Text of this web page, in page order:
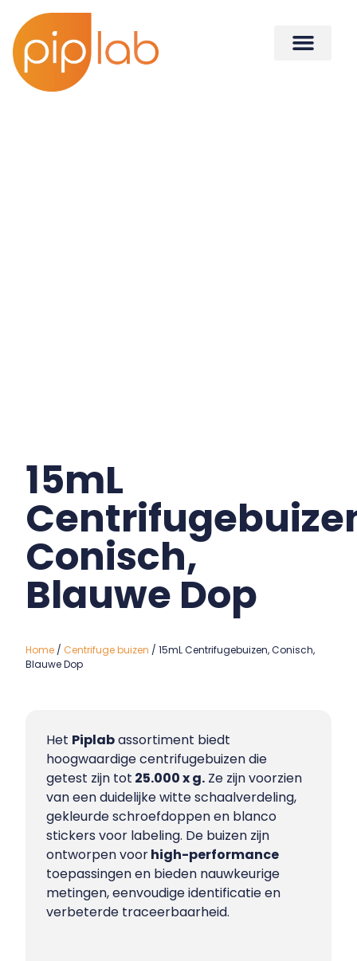
15mL
Conisch,
Blauwe Dop
Home / Centrifuge buizen / 15mL Centrifugebuizen, Conisch,
Blauwe Dop
Het Piplabassortiment biedt
hoogwaardige centrifugebuizen die
getest zijn tot 25.000 x g. Ze zijn voorzien
van een duidelijke witte schaalverdeling,
gekleurde schroefdoppen en blanco
stickers voor labeling. De buizen zijn
ontworpen voorhigh-performance
toepassingen en bieden nauwkeurige
metingen, eenvoudige identificatie en
verbeterde traceerbaarheid.